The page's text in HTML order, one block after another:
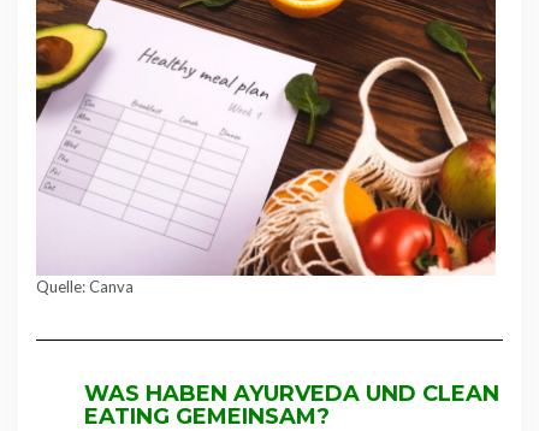
Quelle: Canva
WAS HABEN AYURVEDA UND CLEAN
EATING GEMEINSAM?